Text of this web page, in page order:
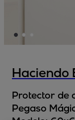
Haciendo
Protector de
Pegaso